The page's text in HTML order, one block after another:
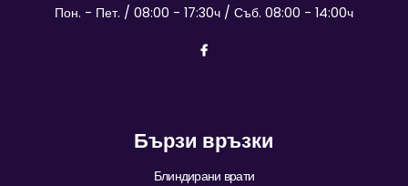
Пон. - Пет. / 08:00 - 17:30ч / Съб. 08:00 - 14:00ч
Бързи връзки
Блиндирани врати